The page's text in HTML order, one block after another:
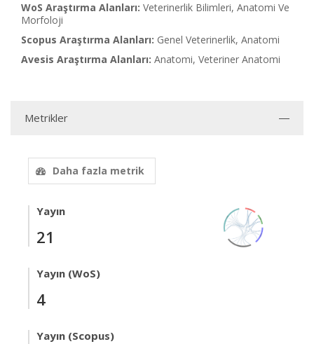
WoS Araştırma Alanları: Veterinerlik Bilimleri, Anatomi Ve
Morfoloji
Scopus Araştırma Alanları: Genel Veterinerlik, Anatomi
Avesis Araştırma Alanları: Anatomi, Veteriner Anatomi
Metrikler
Daha fazla metrik
Yayın
21
Yayın (WoS)
4
Yayın (Scopus)